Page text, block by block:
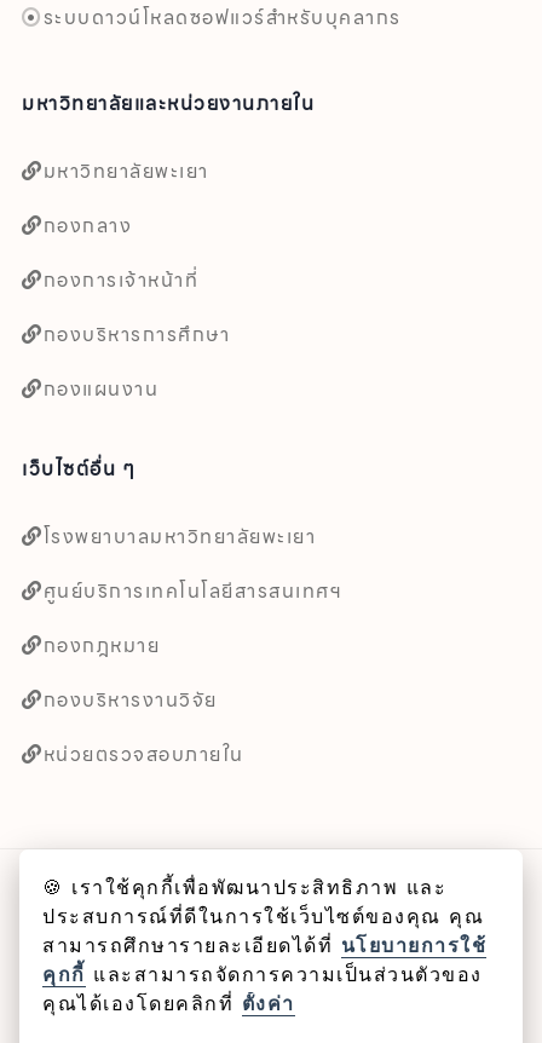
ระบบดาวน์โหลดซอฟแวร์สำหรับบุคลากร
มหาวิทยาลัยและหน่วยงานภายใน
มหาวิทยาลัยพะเยา
กองกลาง
กองการเจ้าหน้าที่
กองบริหารการศึกษา
กองแผนงาน
เว็บไซต์อื่น ๆ
โรงพยาบาลมหาวิทยาลัยพะเยา
ศูนย์บริการเทคโนโลยีสารสนเทศฯ
กองกฎหมาย
กองบริหารงานวิจัย
หน่วยตรวจสอบภายใน
ลิขสิทธิ์ © 2025 คณะศิลปศาสตร์ มหาวิทยาลัยพะเยา
Cookie
นโยบายคุกกี้
🍪 เราใช้คุกกี้เพื่อพัฒนาประสิทธิภาพ และ
ประสบการณ์ที่ดีในการใช้เว็บไซต์ของคุณ คุณ
สามารถศึกษารายละเอียดได้ที่ นโยบายการใช้
คุกกี้ และสามารถจัดการความเป็นส่วนตัวของ
คุณได้เองโดยคลิกที่ ตั้งค่า